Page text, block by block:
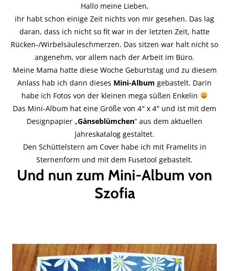
Hallo meine Lieben,
ihr habt schon einige Zeit nichts von mir gesehen. Das lag
daran, dass ich nicht so fit war in der letzten Zeit, hatte
Rücken-/Wirbelsäuleschmerzen. Das sitzen war halt nicht so
angenehm, vor allem nach der Arbeit im Büro.
Meine Mama hatte diese Woche Geburtstag und zu diesem
Anlass hab ich dann dieses Mini-Album gebastelt. Darin
habe ich Fotos von der kleinen mega süßen Enkelin
Das Mini-Album hat eine Größe von 4″ x 4″ und ist mit dem
Designpapier „Gänseblümchen“ aus dem aktuellen
Jahreskatalog gestaltet.
Den Schüttelstern am Cover habe ich mit Framelits in
Sternenform und mit dem Fusetool gebastelt.
Und nun zum Mini-Album von
Szofia